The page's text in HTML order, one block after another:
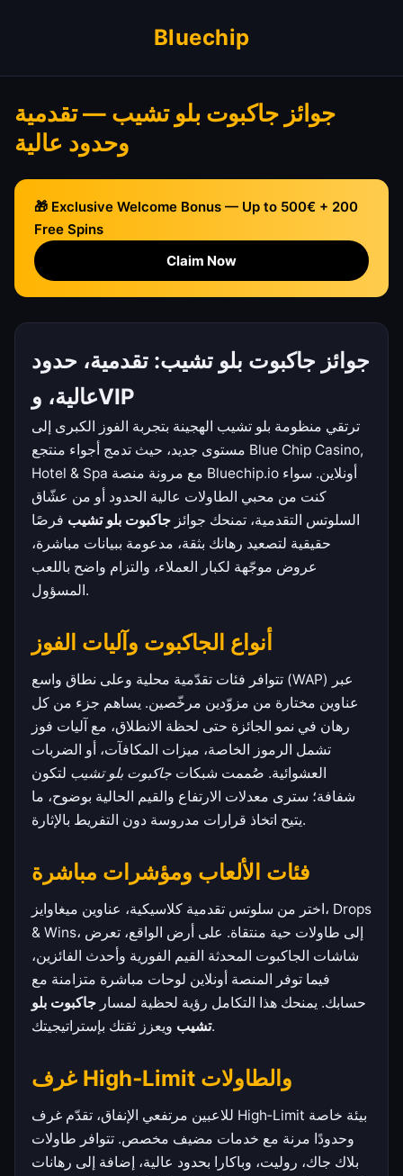
Bluechip
جوائز جاكبوت بلو تشيب — تقدمية
وحدود عالية
🎁 Exclusive Welcome Bonus — Up to 500€ + 200
Free Spins
Claim Now
جوائز جاكبوت بلو تشيب: تقدمية، حدود
عالية، وVIP
ترتقي منظومة بلو تشيب الهجينة بتجربة الفوز الكبرى إلى
مستوى جديد، حيث تدمج أجواء منتجع Blue Chip Casino,
Hotel & Spa مع مرونة منصة Bluechip.io أونلاين. سواء
كنت من محبي الطاولات عالية الحدود أو من عشّاق
السلوتس التقدمية، تمنحك جوائز جاكبوت بلو تشيب فرصًا
حقيقية لتصعيد رهانك بثقة، مدعومة ببيانات مباشرة،
عروض موجّهة لكبار العملاء، والتزام واضح باللعب
المسؤول.
أنواع الجاكبوت وآليات الفوز
تتوافر فئات تقدّمية محلية وعلى نطاق واسع (WAP) عبر
عناوين مختارة من مزوّدين مرخّصين. يساهم جزء من كل
رهان في نمو الجائزة حتى لحظة الانطلاق، مع آليات فوز
تشمل الرموز الخاصة، ميزات المكافآت، أو الضربات
العشوائية. صُممت شبكات جاكبوت بلو تشيب لتكون
شفافة؛ سترى معدلات الارتفاع والقيم الحالية بوضوح، ما
يتيح اتخاذ قرارات مدروسة دون التفريط بالإثارة.
فئات الألعاب ومؤشرات مباشرة
اختر من سلوتس تقدمية كلاسيكية، عناوين ميغاوايز، Drops
& Wins، إلى طاولات حية منتقاة. على أرض الواقع، تعرض
شاشات الجاكبوت المحدثة القيم الفورية وأحدث الفائزين،
فيما توفر المنصة أونلاين لوحات مباشرة متزامنة مع
حسابك. يمنحك هذا التكامل رؤية لحظية لمسار جاكبوت بلو
تشيبويعزز ثقتك بإستراتيجيتك.
غرف High‑Limit والطاولات
للاعبين مرتفعي الإنفاق، تقدّم غرف High‑Limit بيئة خاصة
وحدودًا مرنة مع خدمات مضيف مخصص. تتوافر طاولات
بلاك جاك، روليت، وباكارا بحدود عالية، إضافة إلى رهانات